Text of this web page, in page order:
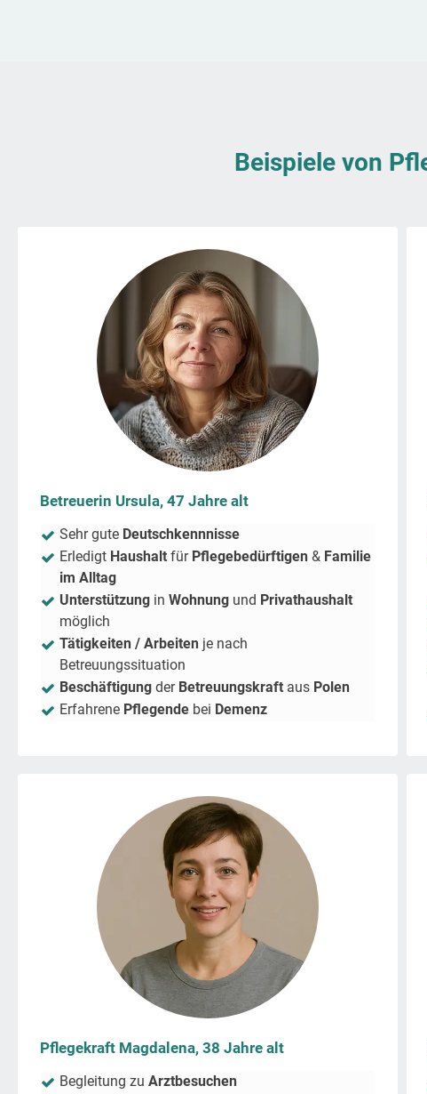
Beispiele von
Betreuerin Ursula, 47 Jahre alt
Sehr gute Deutschkennnisse
Erledigt Haushalt für Pflegebedürftigen & Familie
im Alltag
Unterstützung in Wohnung und Privathaushalt
möglich
Tätigkeiten / Arbeiten je nach
Betreuungssituation
Beschäftigung der Betreuungskraft aus Polen
Erfahrene Pflegende bei Demenz
Pflegekraft Magdalena, 38 Jahre alt
Begleitung zu Arztbesuchen